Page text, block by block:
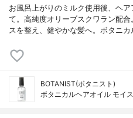
お風呂上がりのミルク使用後、ヘ
て。高純度オリーブスクワラン配
スを整え、健やかな髪へ。ボタニ
BOTANIST(ボタニスト)
ボタニカルヘアオイル モイ